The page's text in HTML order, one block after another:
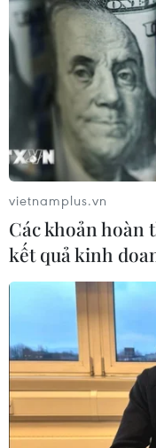
vietnamplus.vn
Các khoản hoàn
kết quả kinh